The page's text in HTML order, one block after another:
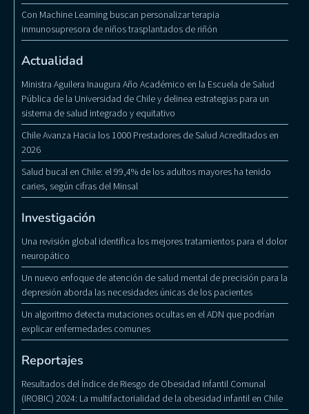
Con Machine Learning buscan personalizar terapia
inmunosupresora de niños trasplantados de riñón
Actualidad
Ministra Aguilera Inaugura Año Académico en la Escuela de Salud
Pública de la Universidad de Chile y delinea estrategias para un
sistema de salud integrado y equitativo
Chile Avanza Hacia los 1000 Prestadores de Salud Acreditados en
2026
Salud bucal en Chile: el 99,4% de los adultos mayores ha tenido
caries, según cifras del Minsal
Investigación
Una revisión global identifica los mejores tratamientos para el dolor
neuropático
Un nuevo enfoque de atención de salud mental de precisión para la
depresión aborda las necesidades únicas de los pacientes
Un algoritmo detecta mutaciones ocultas en el ADN que podrían
explicar enfermedades comunes
Reportajes
Resultados del Índice de Riesgo de Obesidad Infantil Comunal
(IROBIC) 2024: La multifactorialidad de la obesidad infantil en Chile